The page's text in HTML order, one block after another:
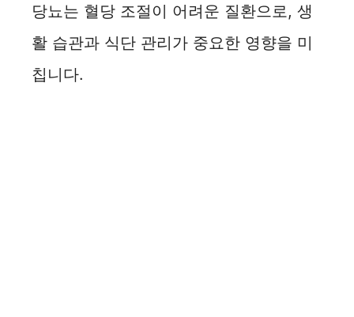
당뇨는 혈당 조절이 어려운 질환으로, 생
활 습관과 식단 관리가 중요한 영향을 미
칩니다.